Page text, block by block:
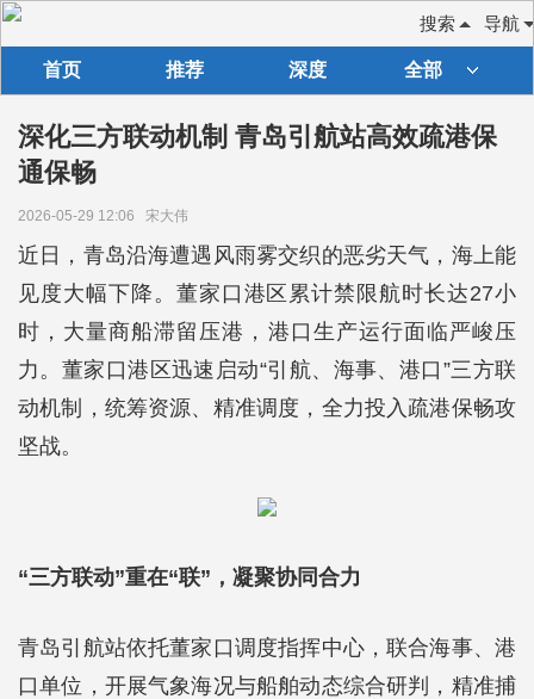
导航
搜索
首页 推荐 深度 全部
深化三方联动机制 青岛引航站高效疏港保
通保畅
2026-05-29 12:06 宋大伟
近日，青岛沿海遭遇风雨雾交织的恶劣天气，海上能
见度大幅下降。董家口港区累计禁限航时长达27小
时，大量商船滞留压港，港口生产运行面临严峻压
力。董家口港区迅速启动“引航、海事、港口”三方联
动机制，统筹资源、精准调度，全力投入疏港保畅攻
坚战。
“三方联动”重在“联”，凝聚协同合力
青岛引航站依托董家口调度指挥中心，联合海事、港
口单位，开展气象海况与船舶动态综合研判，精准捕